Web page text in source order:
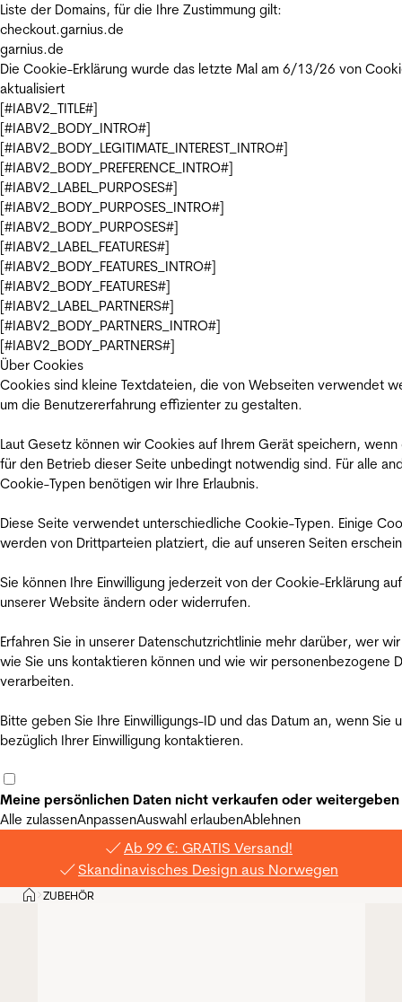
Liste der Domains, für die Ihre Zustimmung gilt:
checkout.garnius.de
garnius.de
Die Cookie-Erklärung wurde das letzte Mal am 6/13/26 von
aktualisiert
[#IABV2_TITLE#]
[#IABV2_BODY_INTRO#]
[#IABV2_BODY_LEGITIMATE_INTEREST_INTRO#]
[#IABV2_BODY_PREFERENCE_INTRO#]
[#IABV2_LABEL_PURPOSES#]
[#IABV2_BODY_PURPOSES_INTRO#]
[#IABV2_BODY_PURPOSES#]
[#IABV2_LABEL_FEATURES#]
[#IABV2_BODY_FEATURES_INTRO#]
[#IABV2_BODY_FEATURES#]
[#IABV2_LABEL_PARTNERS#]
[#IABV2_BODY_PARTNERS_INTRO#]
[#IABV2_BODY_PARTNERS#]
Über Cookies
Cookies sind kleine Textdateien, die von Webseiten verwendet
um die Benutzererfahrung effizienter zu gestalten.
Laut Gesetz können wir Cookies auf Ihrem Gerät speichern, wenn
für den Betrieb dieser Seite unbedingt notwendig sind. Für alle
Cookie-Typen benötigen wir Ihre Erlaubnis.
Diese Seite verwendet unterschiedliche Cookie-Typen. Einige
werden von Drittparteien platziert, die auf unseren Seiten
Sie können Ihre Einwilligung jederzeit von der Cookie-Erklärung auf
unserer Website ändern oder widerrufen.
Erfahren Sie in unserer Datenschutzrichtlinie mehr darüber, wer
wie Sie uns kontaktieren können und wie wir personenbezogene
verarbeiten.
Bitte geben Sie Ihre Einwilligungs-ID und das Datum an, wenn Sie
bezüglich Ihrer Einwilligung kontaktieren.
Meine persönlichen Daten nicht verkaufen oder weitergeben
Alle zulassenAnpassenAuswahl erlaubenAblehnen
Ab 99 €: GRATIS Versand!
Skandinavisches Design aus Norwegen
Privat
>ZUBEHÖR